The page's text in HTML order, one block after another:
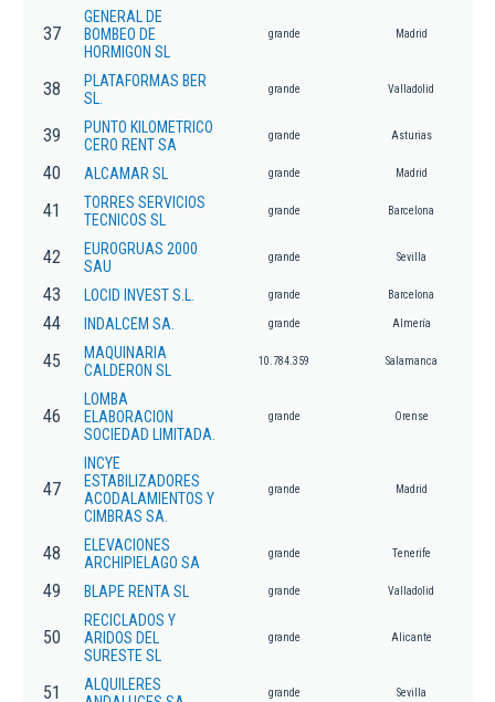
37
GENERAL DE
BOMBEO DE
HORMIGON SL
grande Madrid
38
PLATAFORMAS BER
SL.
grande Valladolid
39
PUNTO KILOMETRICO
CERO RENT SA
grande Asturias
40 ALCAMAR SL grande Madrid
41
TORRES SERVICIOS
TECNICOS SL
grande Barcelona
42
EUROGRUAS 2000
SAU
grande Sevilla
43 LOCID INVEST S.L. grande Barcelona
44 INDALCEM SA. grande Almería
45
MAQUINARIA
CALDERON SL
10.784.359 Salamanca
46
LOMBA
ELABORACION
SOCIEDAD LIMITADA.
grande Orense
47
INCYE
ESTABILIZADORES
ACODALAMIENTOS Y
CIMBRAS SA.
grande Madrid
48
ELEVACIONES
ARCHIPIELAGO SA
grande Tenerife
49 BLAPE RENTA SL grande Valladolid
50
RECICLADOS Y
ARIDOS DEL
SURESTE SL
grande Alicante
51
ALQUILERES
grande Sevilla